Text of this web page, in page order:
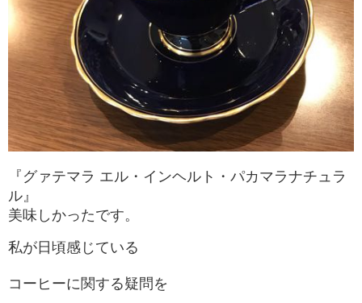
『グァテマラ エル・インヘルト・パカマラナチュラ
ル』
美味しかったです。
私が日頃感じている
コーヒーに関する疑問を